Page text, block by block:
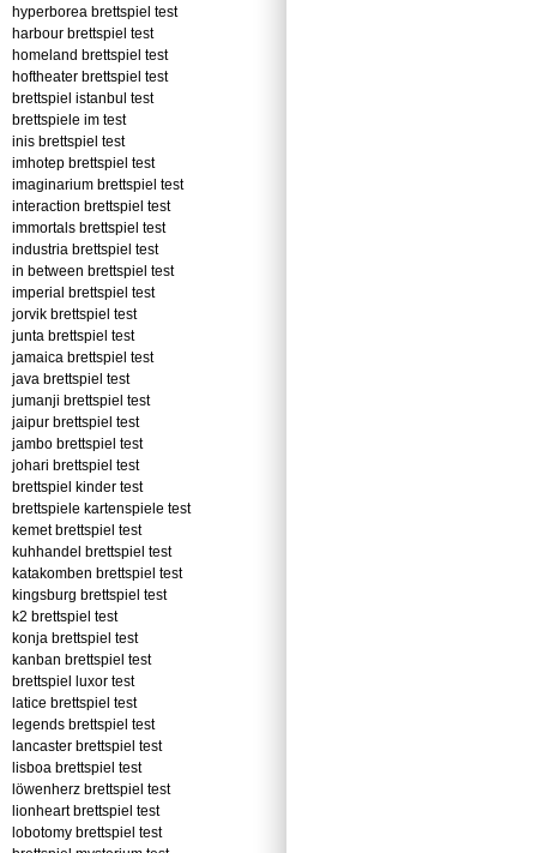
hyperborea brettspiel test
harbour brettspiel test
homeland brettspiel test
hoftheater brettspiel test
brettspiel istanbul test
brettspiele im test
inis brettspiel test
imhotep brettspiel test
imaginarium brettspiel test
interaction brettspiel test
immortals brettspiel test
industria brettspiel test
in between brettspiel test
imperial brettspiel test
jorvik brettspiel test
junta brettspiel test
jamaica brettspiel test
java brettspiel test
jumanji brettspiel test
jaipur brettspiel test
jambo brettspiel test
johari brettspiel test
brettspiel kinder test
brettspiele kartenspiele test
kemet brettspiel test
kuhhandel brettspiel test
katakomben brettspiel test
kingsburg brettspiel test
k2 brettspiel test
konja brettspiel test
kanban brettspiel test
brettspiel luxor test
latice brettspiel test
legends brettspiel test
lancaster brettspiel test
lisboa brettspiel test
löwenherz brettspiel test
lionheart brettspiel test
lobotomy brettspiel test